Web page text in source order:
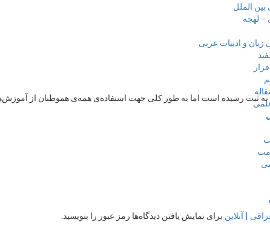
الملل
– لهجه
زبان و ادبیات عربی
ثبت رسیده است اما به طور کلی جهت استفاده‌ی همه‌ی هموطنان از
| آنلاین برای نمایش یافتن دیدگاه‌ها رمز عبور را بنویسید.